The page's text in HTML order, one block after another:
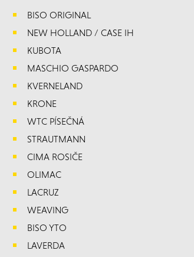
BISO ORIGINAL
NEW HOLLAND / CASE IH
KUBOTA
MASCHIO GASPARDO
KVERNELAND
KRONE
WTC PÍSEČNÁ
STRAUTMANN
CIMA ROSIČE
OLIMAC
LACRUZ
WEAVING
BISO YTO
LAVERDA